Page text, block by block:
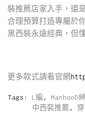
裝推薦店家入手，還
合理預算打造專屬於
黑西裝永遠經典，但
更多款式請看官網
Tags: L編, ManhooD
中西裝推薦,